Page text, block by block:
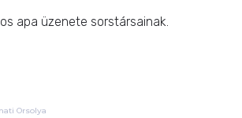
apa üzenete sorstársainak.
Orsolya